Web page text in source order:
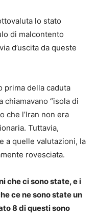
lo stato
di malcontento
d’uscita da queste
prima della caduta
chiamavano “isola di
che l’Iran non era
Tuttavia,
a quelle valutazioni, la
rovesciata.
che ci sono state, e i
ce ne sono state un
8 di questi sono